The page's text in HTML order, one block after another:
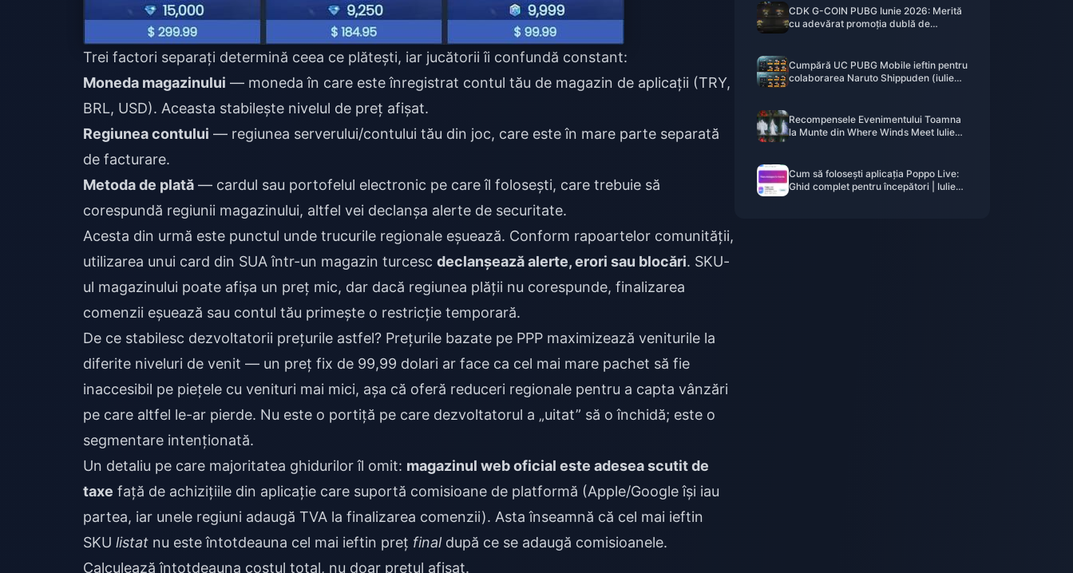
Trei factori separați determină ceea ce plătești, iar jucătorii îi confundă constant:
Moneda magazinului — moneda în care este înregistrat contul tău de magazin de aplicații (TRY,
BRL, USD). Aceasta stabilește nivelul de preț afișat.
Regiunea contului — regiunea serverului/contului tău din joc, care este în mare parte separată
de facturare.
Metoda de plată — cardul sau portofelul electronic pe care îl folosești, care trebuie să
corespundă regiunii magazinului, altfel vei declanșa alerte de securitate.
Acesta din urmă este punctul unde trucurile regionale eșuează. Conform rapoartelor comunității,
utilizarea unui card din SUA într-un magazin turcesc declanșează alerte, erori sau blocări. SKU-
ul magazinului poate afișa un preț mic, dar dacă regiunea plății nu corespunde, finalizarea
comenzii eșuează sau contul tău primește o restricție temporară.
De ce stabilesc dezvoltatorii prețurile astfel? Prețurile bazate pe PPP maximizează veniturile la
diferite niveluri de venit — un preț fix de 99,99 dolari ar face ca cel mai mare pachet să fie
inaccesibil pe piețele cu venituri mai mici, așa că oferă reduceri regionale pentru a capta vânzări
pe care altfel le-ar pierde. Nu este o portiță pe care dezvoltatorul a „uitat” să o închidă; este o
segmentare intenționată.
Un detaliu pe care majoritatea ghidurilor îl omit: magazinul web oficial este adesea scutit de
taxe față de achizițiile din aplicație care suportă comisioane de platformă (Apple/Google își iau
partea, iar unele regiuni adaugă TVA la finalizarea comenzii). Asta înseamnă că cel mai ieftin
SKU listat nu este întotdeauna cel mai ieftin preț finaldupă ce se adaugă comisioanele.
Calculează întotdeauna costul total, nu doar prețul afișat.
CDK G-COIN PUBG Iunie 2026: Merită
cu adevărat promoția dublă de
Cumpără UC PUBG Mobile ieftin pentru
colaborarea Naruto Shippuden (iulie
Recompensele Evenimentului Toamna
la Munte din Where Winds Meet Iulie
Cum să folosești aplicația Poppo Live:
Ghid complet pentru începători | Iulie